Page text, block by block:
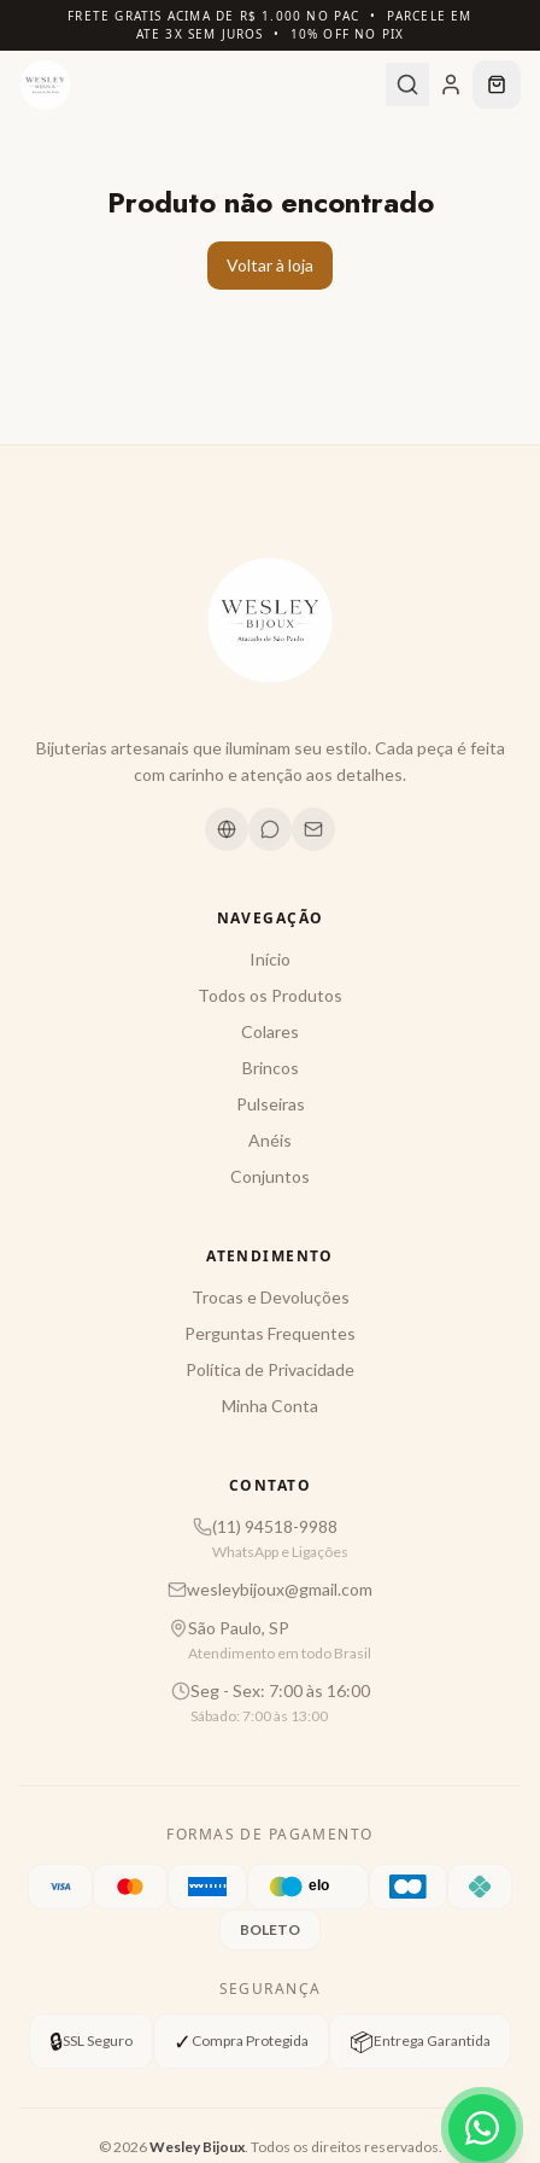
FRETE GRATIS ACIMA DE R$ 1.000 NO PAC • PARCELE EM
ATE 3X SEM JUROS • 10% OFF NO PIX
Produto não encontrado
Voltar à loja
Bijuterias artesanais que iluminam seu estilo. Cada peça é feita
com carinho e atenção aos detalhes.
NAVEGAÇÃO
Início
Todos os Produtos
Colares
Brincos
Pulseiras
Anéis
Conjuntos
ATENDIMENTO
Trocas e Devoluções
Perguntas Frequentes
Política de Privacidade
Minha Conta
CONTATO
(11) 94518-9988
WhatsApp e Ligações
wesleybijoux@gmail.com
São Paulo, SP
Atendimento em todo Brasil
Seg - Sex: 7:00 às 16:00
Sábado: 7:00 às 13:00
FORMAS DE PAGAMENTO
BOLETO
SEGURANÇA
🔒SSL Seguro ✓ Compra Protegida 📦Entrega Garantida
©2026Wesley Bijoux. Todos os direitos reservados.